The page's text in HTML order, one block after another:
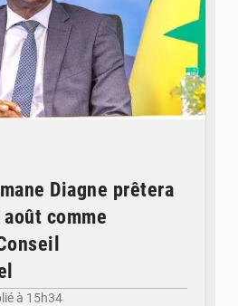
Diagne prêtera
comme
à 15h34